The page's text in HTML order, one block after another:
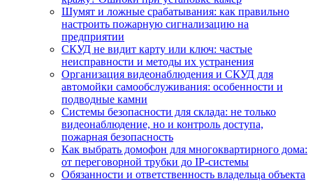
Шумят и ложные срабатывания: как правильно
настроить пожарную сигнализацию на
предприятии
СКУД не видит карту или ключ: частые
неисправности и методы их устранения
Организация видеонаблюдения и СКУД для
автомойки самообслуживания: особенности и
подводные камни
Системы безопасности для склада: не только
видеонаблюдение, но и контроль доступа,
пожарная безопасность
Как выбрать домофон для многоквартирного дома:
от переговорной трубки до IP-системы
Обязанности и ответственность владельца объекта